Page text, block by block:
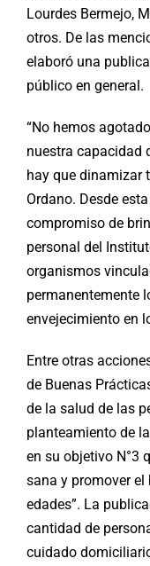
Lourdes Bermejo,
otros. De las
elaboró una
público en general.
“No hemos
nuestra capacidad
hay que dinamizar
Ordano. Desde
compromiso de
personal del
organismos
permanentemente
envejecimiento en
Entre otras
de Buenas
de la salud de las
planteamiento de
en su objetivo N°3
sana y promover
edades”. La
cantidad de
cuidado